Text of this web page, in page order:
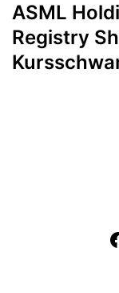
ASML
Registry